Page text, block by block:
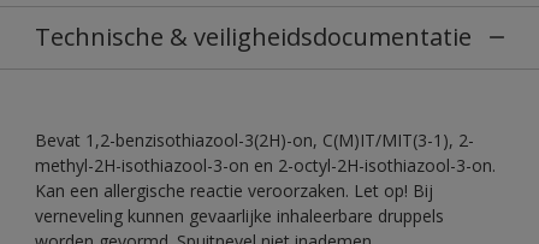
Technische & veiligheidsdocumentatie
Bevat 1,2-benzisothiazool-3(2H)-on, C(M)IT/MIT(3-1), 2-
methyl-2H-isothiazool-3-on en 2-octyl-2H-isothiazool-3-on.
Kan een allergische reactie veroorzaken. Let op! Bij
verneveling kunnen gevaarlijke inhaleerbare druppels